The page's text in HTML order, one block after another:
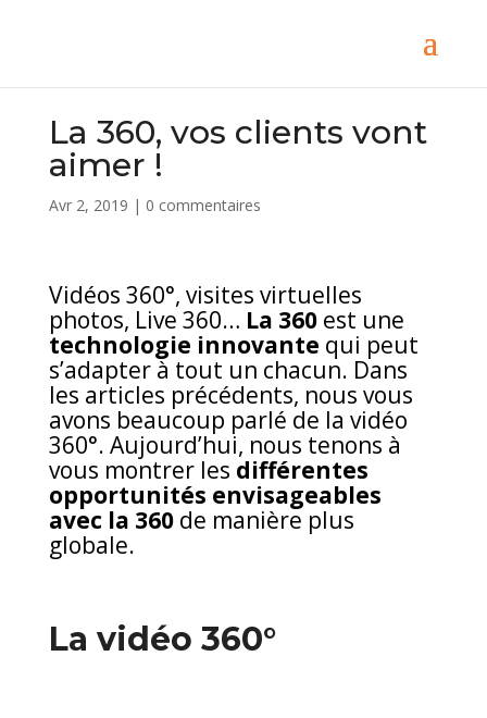
La 360, vos clients vont
aimer !
Avr 2, 2019 | 0 commentaires
Vidéos 360°, visites virtuelles
photos, Live 360… La 360est une
technologie innovante qui peut
s’adapter à tout un chacun. Dans
les articles précédents, nous vous
avons beaucoup parlé de la vidéo
360°. Aujourd’hui, nous tenons à
vous montrer les différentes
opportunités envisageables
avec la 360de manière plus
globale.
La vidéo 360°